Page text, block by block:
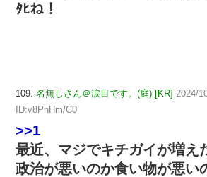
ﾀﾋね！
109: 名無しさん＠涙目です。(庭) [KR] 2024/
ID:v8PnHm/C0
>>1
最近、マジでキチガイが増え
政治が悪いのか食い物が悪い